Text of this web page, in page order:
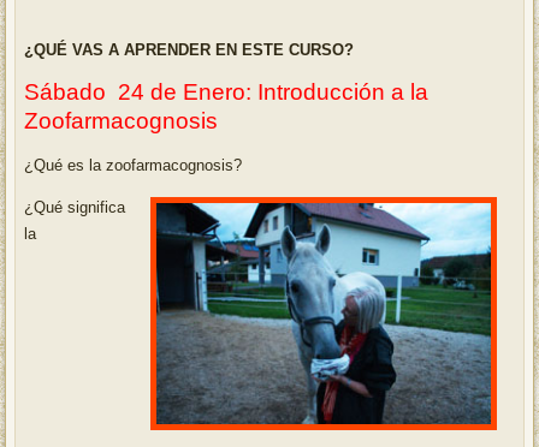
¿QUÉ VAS A APRENDER EN ESTE CURSO?
Sábado 24 de Enero: Introducción a la
Zoofarmacognosis
¿Qué es la zoofarmacognosis?
¿Qué significa
la